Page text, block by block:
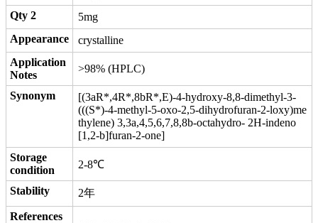
Qty 2
5mg
Appearance
crystalline
Application
Notes
>98% (HPLC)
Synonym
[(3aR*,4R*,8bR*,E)-4-hydroxy-8,8-dimethyl-3-
(((S*)-4-methyl-5-oxo-2,5-dihydrofuran-2-loxy)me
thylene) 3,3a,4,5,6,7,8,8b-octahydro- 2H-indeno
[1,2-b]furan-2-one]
Storage
condition
2-8℃
Stability
2年
References